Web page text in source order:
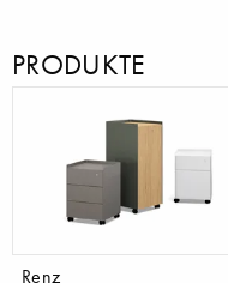
PRODUKTE
Renz